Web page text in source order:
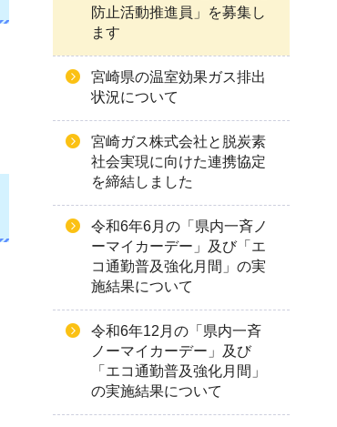
防止活動推進員」を募集し
ます
宮崎県の温室効果ガス排出
状況について
宮崎ガス株式会社と脱炭素
社会実現に向けた連携協定
を締結しました
令和6年6月の「県内一斉ノ
ーマイカーデー」及び「エ
コ通勤普及強化月間」の実
施結果について
令和6年12月の「県内一斉
ノーマイカーデー」及び
「エコ通勤普及強化月間」
の実施結果について